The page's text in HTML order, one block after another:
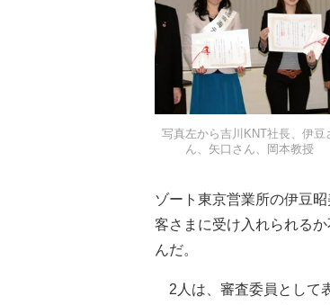
写真左から吉川KNT社長、伊豆
ん、矢口さん、岡本教授
ゾート東京営業所の伊豆
客さまに受け入れられる
んだ。
2人は、審査委員として